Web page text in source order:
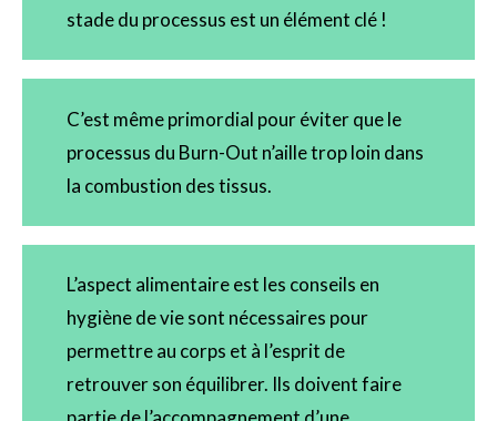
stade du processus est un élément clé !
C’est même primordial pour éviter que le
processus du Burn-Out n’aille trop loin dans
la combustion des tissus.
L’aspect alimentaire est les conseils en
hygiène de vie sont nécessaires pour
permettre au corps et à l’esprit de
retrouver son équilibrer. Ils doivent faire